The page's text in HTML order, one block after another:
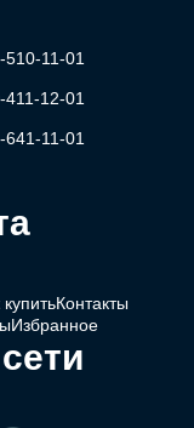
510-11-01
411-12-01
641-11-01
Контакты
Избранное